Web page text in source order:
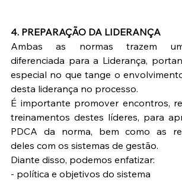
4. PREPARAÇÃO DA LIDERANÇA
Ambas as normas trazem
diferenciada para a Liderança,
especial no que tange o
desta liderança no processo.
É importante promover encontros,
treinamentos destes líderes, para
PDCA da norma, bem como as
deles com os sistemas de gestão.
Diante disso, podemos enfatizar:
- política e objetivos do sistema